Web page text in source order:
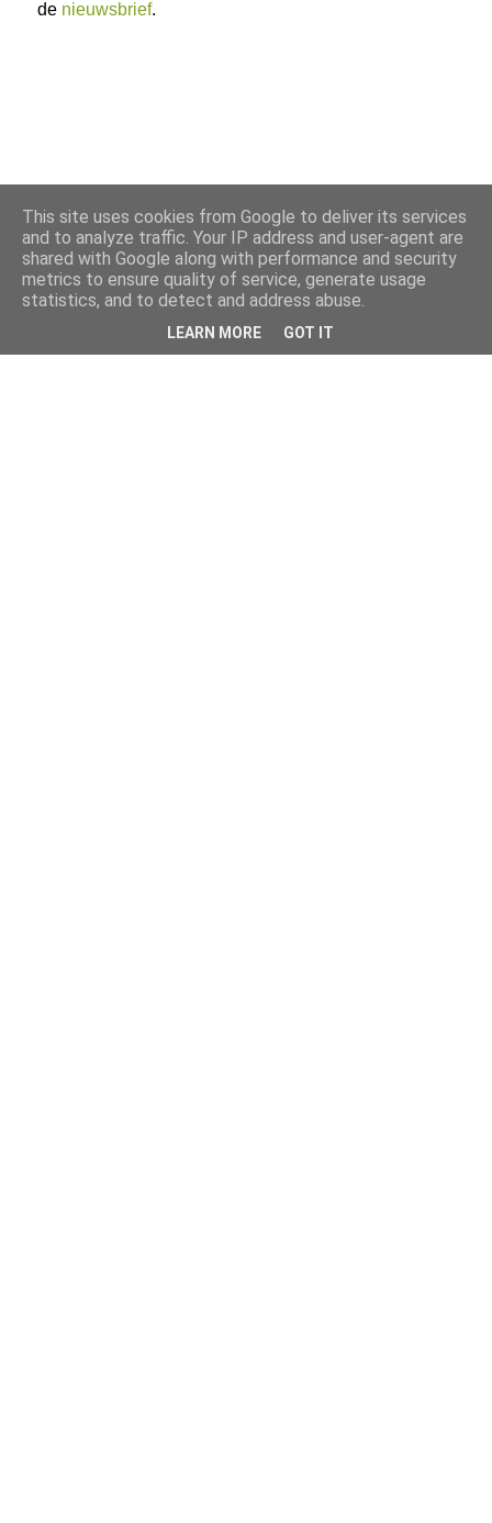
de nieuwsbrief.
This site uses cookies from Google to deliver its services
and to analyze traffic. Your IP address and user-agent are
shared with Google along with performance and security
metrics to ensure quality of service, generate usage
statistics, and to detect and address abuse.
LEARN MORE GOT IT